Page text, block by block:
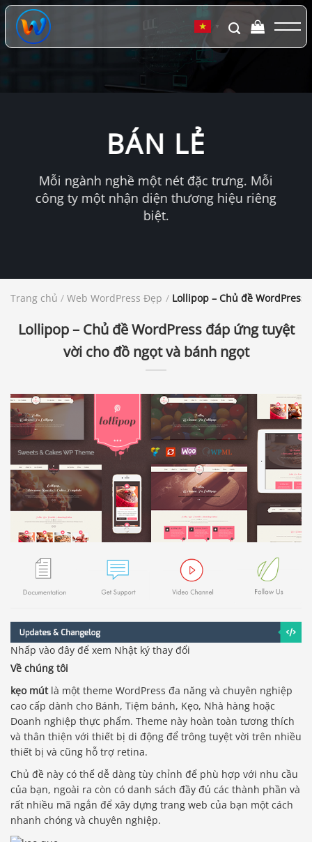
Chuyển
đến
dung
▼
BÁN LẺ
Mỗi ngành nghề một nét đặc trưng. Mỗi
công ty một nhận diện thương hiệu riêng
biệt.
Trang chủ / Web WordPress Đẹp / Lollipop – Chủ đề
Lollipop – Chủ đề WordPress đáp ứng tuyệt
vời cho đồ ngọt và bánh ngọt
Nhấp vào đây để xem Nhật ký thay đổi
Về chúng tôi
kẹo mútlà một theme WordPress đa năng và chuyên nghiệp
cao cấp dành cho Bánh, Tiệm bánh, Kẹo, Nhà hàng hoặc
Doanh nghiệp thực phẩm. Theme này hoàn toàn tương thích
và thân thiện với thiết bị di động để trông tuyệt vời trên nhiều
thiết bị và cũng hỗ trợ retina.
Chủ đề này có thể dễ dàng tùy chỉnh để phù hợp với nhu cầu
của bạn, ngoài ra còn có danh sách đầy đủ các thành phần và
rất nhiều mã ngắn để xây dựng trang web của bạn một cách
nhanh chóng và chuyên nghiệp.